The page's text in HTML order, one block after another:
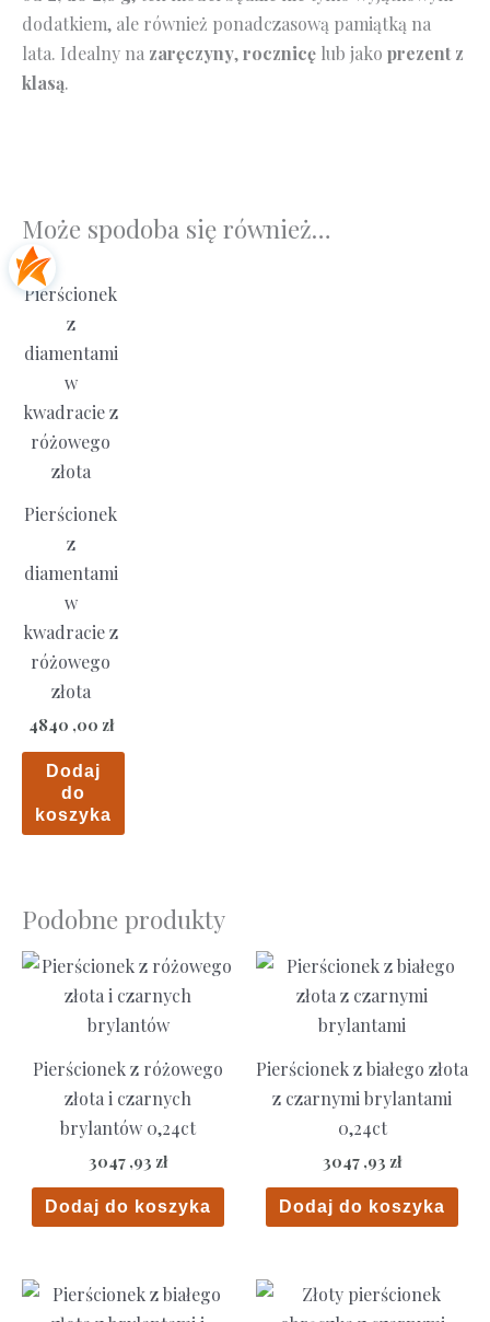
dodatkiem, ale również ponadczasową pamiątką na
lata. Idealny na zaręczyny,rocznicę lub jako prezent z
klasą.
Może spodoba się również…
Pierścionek
z
diamentami
w
kwadracie z
różowego
złota
4840 ,00 zł
Dodaj
do
koszyka
Podobne produkty
Pierścionek z różowego
złota i czarnych
brylantów 0,24ct
3047 ,93 zł
Dodaj do koszyka
Pierścionek z białego złota
z czarnymi brylantami
0,24ct
3047 ,93 zł
Dodaj do koszyka